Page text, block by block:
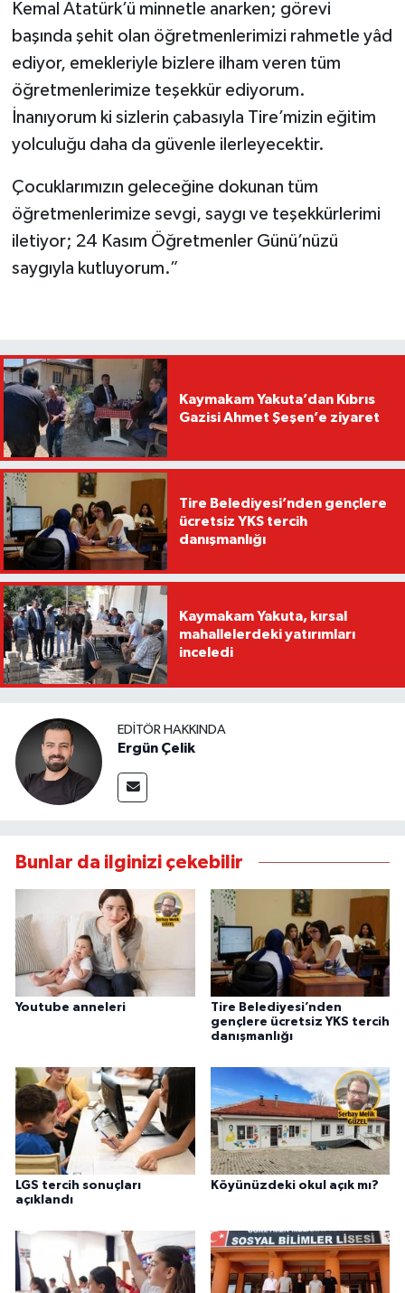
Kemal Atatürk’ü minnetle anarken; görevi
başında şehit olan öğretmenlerimizi rahmetle yâd
ediyor, emekleriyle bizlere ilham veren tüm
öğretmenlerimize teşekkür ediyorum.
İnanıyorum ki sizlerin çabasıyla Tire’mizin eğitim
yolculuğu daha da güvenle ilerleyecektir.
Çocuklarımızın geleceğine dokunan tüm
öğretmenlerimize sevgi, saygı ve teşekkürlerimi
iletiyor; 24 Kasım Öğretmenler Günü’nüzü
saygıyla kutluyorum.”
Kaymakam Yakuta’dan Kıbrıs
Gazisi Ahmet Şeşen’e ziyaret
Tire Belediyesi’nden gençlere
ücretsiz YKS tercih
danışmanlığı
Kaymakam Yakuta, kırsal
mahallelerdeki yatırımları
inceledi
EDITÖR HAKKINDA
Ergün Çelik
Bunlar da ilginizi çekebilir
Youtube anneleri
Tire Belediyesi’nden
gençlere ücretsiz YKS tercih
danışmanlığı
LGS tercih sonuçları
açıklandı
Köyünüzdeki okul açık mı?